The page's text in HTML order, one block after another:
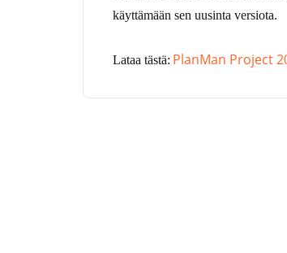
käyttämään sen uusinta versiota.
Lataa tästä: PlanMan Project